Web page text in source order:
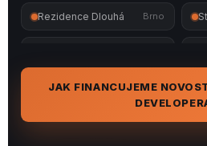
Rezidence Dlouhá Brno
Terasy na výsluní Boskovice
Bytový dům Kovářská Brno
JAK FINANCUJEME